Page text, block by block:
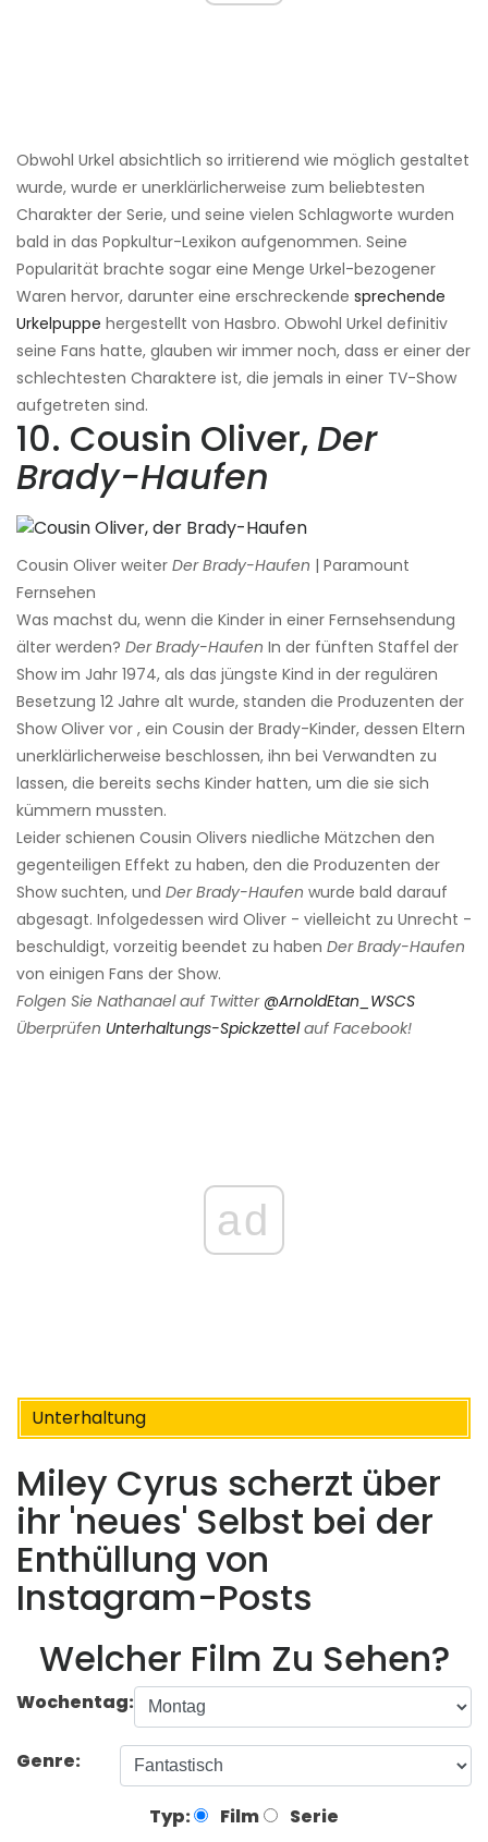
Obwohl Urkel absichtlich so irritierend wie möglich gestaltet
wurde, wurde er unerklärlicherweise zum beliebtesten
Charakter der Serie, und seine vielen Schlagworte wurden
bald in das Popkultur-Lexikon aufgenommen. Seine
Popularität brachte sogar eine Menge Urkel-bezogener
Waren hervor, darunter eine erschreckende sprechende
Urkelpuppe hergestellt von Hasbro. Obwohl Urkel definitiv
seine Fans hatte, glauben wir immer noch, dass er einer der
schlechtesten Charaktere ist, die jemals in einer TV-Show
aufgetreten sind.
10. Cousin Oliver,Der
Brady-Haufen
Cousin Oliver weiter Der Brady-Haufen | Paramount
Fernsehen
Was machst du, wenn die Kinder in einer Fernsehsendung
älter werden? Der Brady-Haufen In der fünften Staffel der
Show im Jahr 1974, als das jüngste Kind in der regulären
Besetzung 12 Jahre alt wurde, standen die Produzenten der
Show Oliver vor , ein Cousin der Brady-Kinder, dessen Eltern
unerklärlicherweise beschlossen, ihn bei Verwandten zu
lassen, die bereits sechs Kinder hatten, um die sie sich
kümmern mussten.
Leider schienen Cousin Olivers niedliche Mätzchen den
gegenteiligen Effekt zu haben, den die Produzenten der
Show suchten, und Der Brady-Haufen wurde bald darauf
abgesagt. Infolgedessen wird Oliver - vielleicht zu Unrecht -
beschuldigt, vorzeitig beendet zu haben Der Brady-Haufen
von einigen Fans der Show.
Folgen Sie Nathanael auf Twitter @ArnoldEtan_WSCS
Überprüfen Unterhaltungs-Spickzettel auf Facebook!
ad
Unterhaltung
Miley Cyrus scherzt über
ihr 'neues' Selbst bei der
Enthüllung von
Instagram-Posts
Welcher Film Zu Sehen?
Wochentag:
Genre:
Typ: Film Serie